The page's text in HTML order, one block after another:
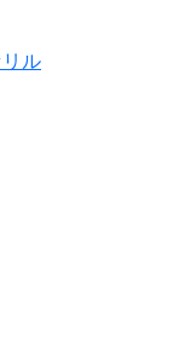
ル